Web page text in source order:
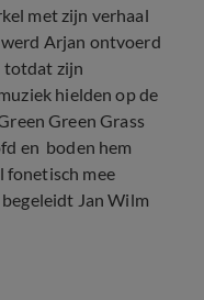
met zijn verhaal
Arjan ontvoerd
totdat zijn
hielden op de
Green Grass
en boden hem
fonetisch mee
Jan Wilm